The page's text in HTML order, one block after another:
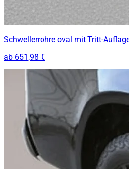
Schwellerrohre oval mit Tritt-
ab 651,98 €